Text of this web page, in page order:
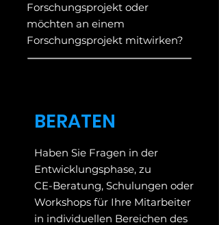
Forschungsprojekt oder
möchten an einem
Forschungsprojekt mitwirken?
BERATEN
Haben Sie Fragen in der
Entwicklungsphase, zu
CE-Beratung, Schulungen oder
Workshops für Ihre Mitarbeiter
in individuellen Bereichen des